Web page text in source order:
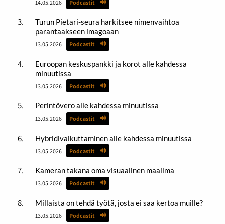
14.05.2026 Podcastit
Turun Pietari-seura harkitsee nimenvaihtoa
parantaakseen imagoaan
13.05.2026 Podcastit
Euroopan keskuspankki ja korot alle kahdessa
minuutissa
13.05.2026 Podcastit
Perintövero alle kahdessa minuutissa
13.05.2026 Podcastit
Hybridivaikuttaminen alle kahdessa minuutissa
13.05.2026 Podcastit
Kameran takana oma visuaalinen maailma
13.05.2026 Podcastit
Millaista on tehdä työtä, josta ei saa kertoa muille?
13.05.2026 Podcastit